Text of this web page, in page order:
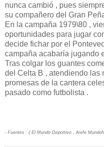
nunca cambió , pues
su compañero del Gran
En la campaña 1979\80 ,
oportunidades para jugar
decide fichar por el
campaña acabaría jugando
Tras colgar los guantes
del Celta B , atendiendo las
promesas de la cantera
pasado como futbolista .
- Fuentes : ( El Mundo Deportivo , Arefe